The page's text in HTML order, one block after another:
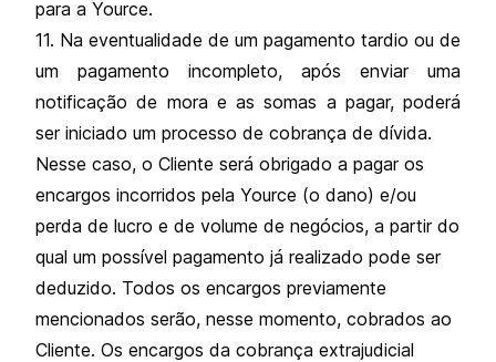
para a Yource.
11. Na eventualidade de um pagamento tardio ou de
um pagamento incompleto, após enviar uma
notificação de mora e as somas a pagar, poderá
ser iniciado um processo de cobrança de dívida.
Nesse caso, o Cliente será obrigado a pagar os
encargos incorridos pela Yource (o dano) e/ou
perda de lucro e de volume de negócios, a partir do
qual um possível pagamento já realizado pode ser
deduzido. Todos os encargos previamente
mencionados serão, nesse momento, cobrados ao
Cliente. Os encargos da cobrança extrajudicial